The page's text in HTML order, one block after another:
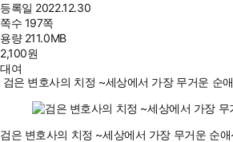
등록일 2022.12.30
쪽수 197쪽
용량 211.0MB
2,100원
대여
검은 변호사의 치정 ~세상에서 가장 무거운 순
검은 변호사의 치정 ~세상에서 가장 무거운 순애